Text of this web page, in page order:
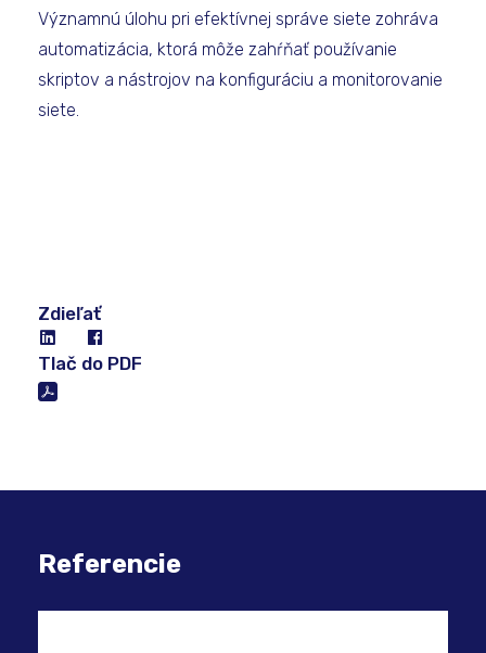
Významnú úlohu pri efektívnej správe siete zohráva
automatizácia, ktorá môže zahŕňať používanie
skriptov a nástrojov na konfiguráciu a monitorovanie
siete.
Zdieľať
Tlač do PDF
Referencie